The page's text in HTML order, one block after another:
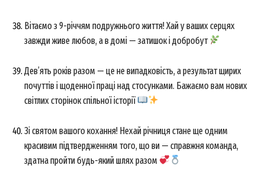
About
Contact us
Вітаємо з 9-річчям подружнього життя! Хай у ваших серцях
завжди живе любов, а в домі — затишок і добробут
Дев’ять років разом — це не випадковість, а результат щирих
почуттів і щоденної праці над стосунками. Бажаємо вам нових
світлих сторінок спільної історії
Зі святом вашого кохання! Нехай річниця стане ще одним
красивим підтвердженням того, що ви — справжня команда,
здатна пройти будь-який шлях разом